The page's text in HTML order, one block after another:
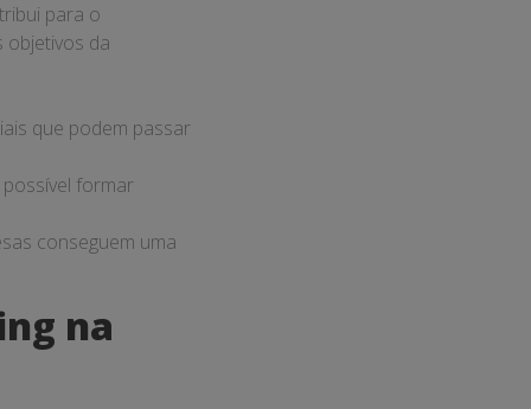
para o
objetivos da
que podem passar
possível formar
conseguem uma
na